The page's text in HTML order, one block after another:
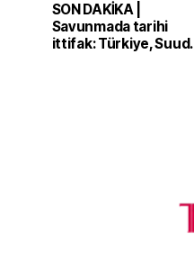
SON DAKİKA |
Savunmada tarihi
ittifak: Türkiye, Suudi